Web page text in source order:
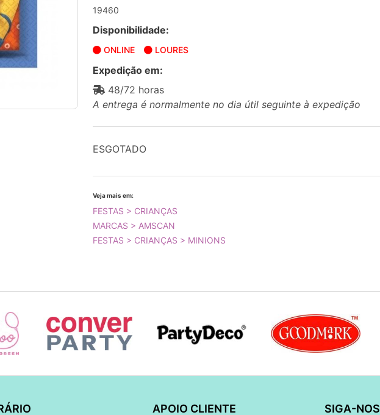
19460
Disponibilidade:
ONLINE LOURES
Expedição em:
48/72 horas
A entrega é normalmente no dia útil seguinte à expedição
ESGOTADO
Veja mais em:
FESTAS > CRIANÇAS
MARCAS > AMSCAN
FESTAS > CRIANÇAS > MINIONS
APOIO CLIENTE SIGA-NOS